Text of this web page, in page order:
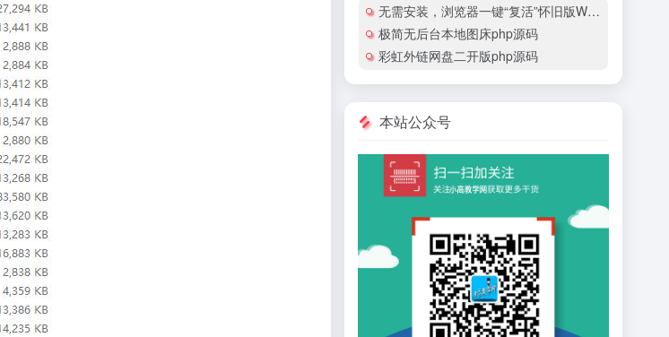
无需安装，浏览器一键“复活”怀旧版Windows
极简无后台本地图床php源码
彩虹外链网盘二开版php源码
本站公众号